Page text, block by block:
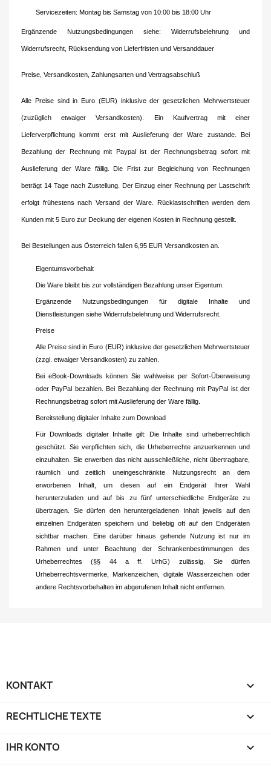
Servicezeiten: Montag bis Samstag von 10:00 bis 18:00 Uhr
Ergänzende Nutzungsbedingungen siehe: Widerrufsbelehrung und
Widerrufsrecht, Rücksendung von Lieferfristen und Versanddauer
Preise, Versandkosten, Zahlungsarten und Vertragsabschluß
Alle Preise sind in Euro (EUR) inklusive der gesetzlichen Mehrwertsteuer
(zuzüglich etwaiger Versandkosten). Ein Kaufvertrag mit einer
Lieferverpflichtung kommt erst mit Auslieferung der Ware zustande. Bei
Bezahlung der Rechnung mit Paypal ist der Rechnungsbetrag sofort mit
Auslieferung der Ware fällig. Die Frist zur Begleichung von Rechnungen
beträgt 14 Tage nach Zustellung. Der Einzug einer Rechnung per Lastschrift
erfolgt frühestens nach Versand der Ware. Rücklastschriften werden dem
Kunden mit 5 Euro zur Deckung der eigenen Kosten in Rechnung gestellt.
Bei Bestellungen aus Österreich fallen 6,95 EUR Versandkosten an.
Eigentumsvorbehalt
Die Ware bleibt bis zur vollständigen Bezahlung unser Eigentum.
Ergänzende Nutzungsbedingungen für digitale Inhalte und
Dienstleistungen siehe Widerrufsbelehrung und Widerrufsrecht.
Preise
Alle Preise sind in Euro (EUR) inklusive der gesetzlichen Mehrwertsteuer
(zzgl. etwaiger Versandkosten) zu zahlen.
Bei eBook-Downloads können Sie wahlweise per Sofort-Überweisung
oder PayPal bezahlen. Bei Bezahlung der Rechnung mit PayPal ist der
Rechnungsbetrag sofort mit Auslieferung der Ware fällig.
Bereitstellung digitaler Inhalte zum Download
Für Downloads digitaler Inhalte gilt: Die Inhalte sind urheberrechtlich
geschützt. Sie verpflichten sich, die Urheberrechte anzuerkennen und
einzuhalten. Sie erwerben das nicht ausschließliche, nicht übertragbare,
räumlich und zeitlich uneingeschränkte Nutzungsrecht an dem
erworbenen Inhalt, um diesen auf ein Endgerät Ihrer Wahl
herunterzuladen und auf bis zu fünf unterschiedliche Endgeräte zu
übertragen. Sie dürfen den heruntergeladenen Inhalt jeweils auf den
einzelnen Endgeräten speichern und beliebig oft auf den Endgeräten
sichtbar machen. Eine darüber hinaus gehende Nutzung ist nur im
Rahmen und unter Beachtung der Schrankenbestimmungen des
Urheberrechtes (§§ 44 a ff. UrhG) zulässig. Sie dürfen
Urheberrechtsvermerke, Markenzeichen, digitale Wasserzeichen oder
andere Rechtsvorbehalten im abgerufenen Inhalt nicht entfernen.
KONTAKT 
RECHTLICHE TEXTE 
IHR KONTO 